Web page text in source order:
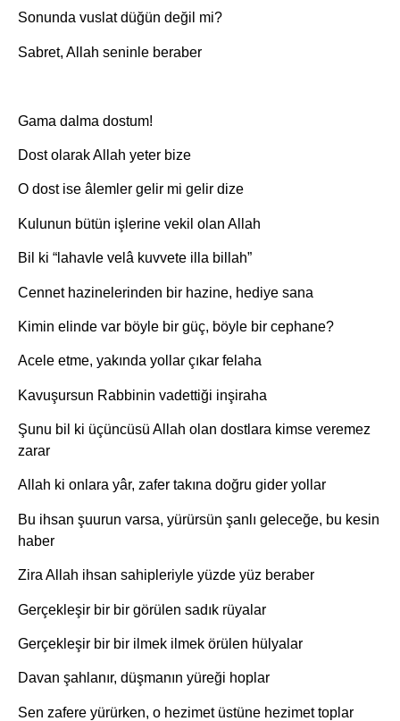
Sonunda vuslat düğün değil mi?
Sabret, Allah seninle beraber
Gama dalma dostum!
Dost olarak Allah yeter bize
O dost ise âlemler gelir mi gelir dize
Kulunun bütün işlerine vekil olan Allah
Bil ki “lahavle velâ kuvvete illa billah”
Cennet hazinelerinden bir hazine, hediye sana
Kimin elinde var böyle bir güç, böyle bir cephane?
Acele etme, yakında yollar çıkar felaha
Kavuşursun Rabbinin vadettiği inşiraha
Şunu bil ki üçüncüsü Allah olan dostlara kimse veremez
zarar
Allah ki onlara yâr, zafer takına doğru gider yollar
Bu ihsan şuurun varsa, yürürsün şanlı geleceğe, bu kesin
haber
Zira Allah ihsan sahipleriyle yüzde yüz beraber
Gerçekleşir bir bir görülen sadık rüyalar
Gerçekleşir bir bir ilmek ilmek örülen hülyalar
Davan şahlanır, düşmanın yüreği hoplar
Sen zafere yürürken, o hezimet üstüne hezimet toplar